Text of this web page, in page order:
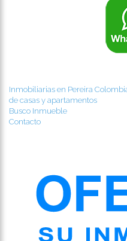
Inmobiliarias en Pereira
de casas y apartamentos
Busco Inmueble
Contacto